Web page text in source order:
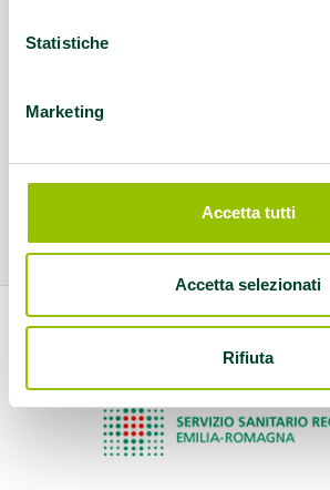
Statistiche
Marketing
Accetta tutti
Accetta selezionati
Rifiuta